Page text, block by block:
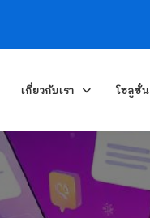
เกี่ยวกับเรา โซลูชั่น